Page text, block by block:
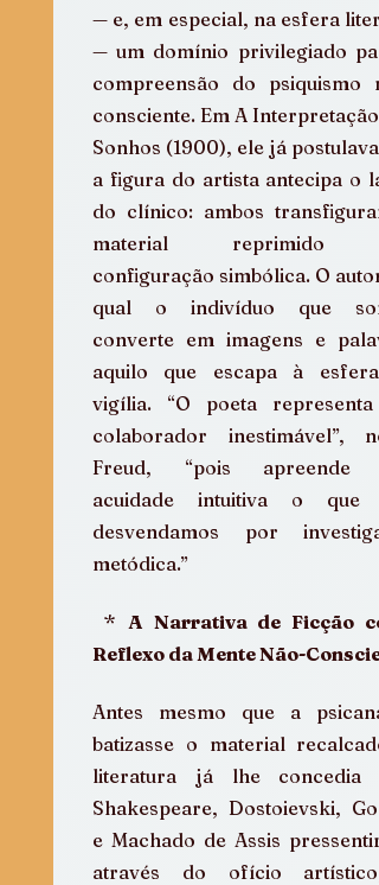
— e, em especial, na esfera
— um domínio privilegiado
compreensão do psiquismo
consciente. Em A Interpretação
Sonhos (1900), ele já postulava
a figura do artista antecipa o
do clínico: ambos
material reprimido
configuração simbólica. O
qual o indivíduo que
converte em imagens e
aquilo que escapa à esfera
vigília. “O poeta representa
colaborador inestimável”,
Freud, “pois apreende
acuidade intuitiva o que
desvendamos por
metódica.”
* A Narrativa de Ficção
Reflexo da Mente Não-
Antes mesmo que a
batizasse o material
literatura já lhe concedia
Shakespeare, Dostoievski,
e Machado de Assis
através do ofício